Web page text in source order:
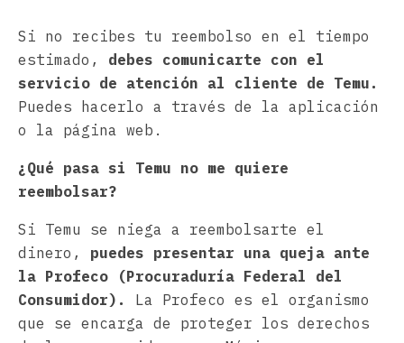
Si no recibes tu reembolso en el tiempo
estimado, debes comunicarte con el
servicio de atención al cliente de Temu.
Puedes hacerlo a través de la aplicación
o la página web.
¿Qué pasa si Temu no me quiere
reembolsar?
Si Temu se niega a reembolsarte el
dinero, puedes presentar una queja ante
la Profeco (Procuraduría Federal del
Consumidor).
La Profeco es el organismo
que se encarga de proteger los derechos